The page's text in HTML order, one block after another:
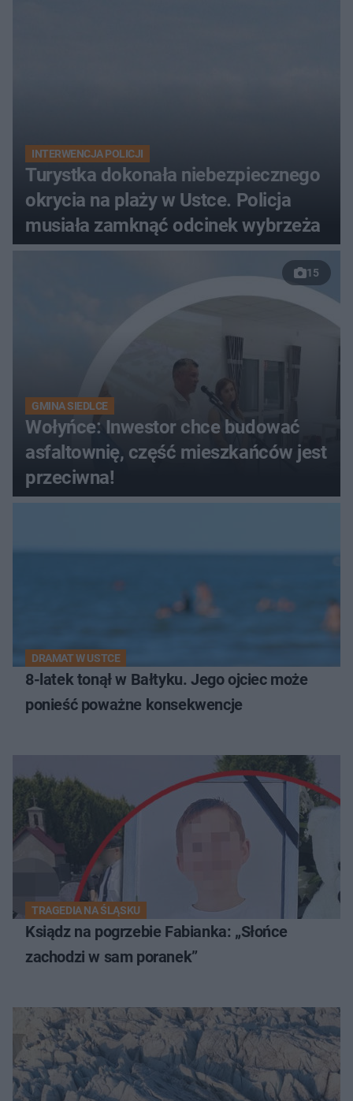
INTERWENCJA POLICJI
Turystka dokonała niebezpiecznego
okrycia na plaży w Ustce. Policja
musiała zamknąć odcinek wybrzeża
15
GMINA SIEDLCE
Wołyńce: Inwestor chce budować
asfaltownię, część mieszkańców jest
przeciwna!
DRAMAT W USTCE
8-latek tonął w Bałtyku. Jego ojciec może
ponieść poważne konsekwencje
TRAGEDIA NA ŚLĄSKU
Ksiądz na pogrzebie Fabianka: „Słońce
zachodzi w sam poranek”